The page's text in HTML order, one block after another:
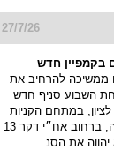
27/7/26
בקמפיין חדש
ממשיכה להרחיב את
השבוע סניף חדש
במתחם הקניות
והבילוי פרוטאה, ברחוב אח״י דקר 13
את הסנ...